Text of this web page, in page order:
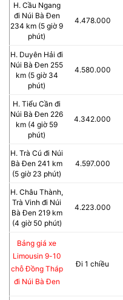
H. Cầu Ngang
đi Núi Bà Đen
234 km (5 giờ 9
phút)
4.478.000
H. Duyên Hải đi
Núi Bà Đen 255
km (5 giờ 34
phút)
4.580.000
H. Tiểu Cần đi
Núi Bà Đen 226
km (4 giờ 59
phút)
4.342.000
H. Trà Cú đi Núi
Bà Đen 241 km
(5 giờ 23 phút)
4.597.000
H. Châu Thành,
Trà Vinh đi Núi
Bà Đen 219 km
(4 giờ 50 phút)
4.223.000
Bảng giá xe
Limousin 9-10
chỗ Đồng Tháp
đi Núi Bà Đen
Đi 1 chiều